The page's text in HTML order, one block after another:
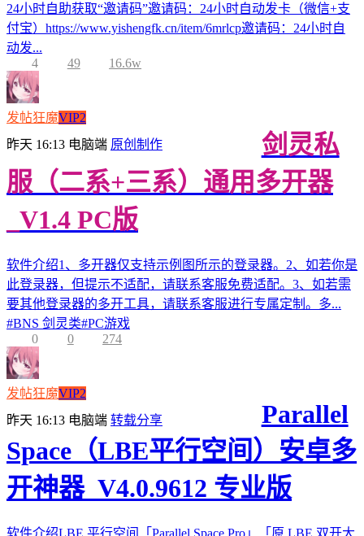
24小时自助获取“邀请码”邀请码：24小时自动发卡（微信+支
付宝）https://www.yishengfk.cn/item/6mrlcp邀请码：24小时自
动发...
4
49 16.6w
发帖狂魔VIP2
昨天 16:13 电脑端 原创制作
剑灵私
服（二系+三系）通用多开器
_V1.4 PC版
软件介绍1、多开器仅支持示例图所示的登录器。2、如若你是
此登录器，但提示不适配，请联系客服免费适配。3、如若需
要其他登录器的多开工具，请联系客服进行专属定制。多...
#BNS 剑灵类#PC游戏
0
0 274
发帖狂魔VIP2
昨天 16:13 电脑端 转载分享
Parallel
Space（LBE平行空间）安卓多
开神器_V4.0.9612 专业版
软件介绍LBE 平行空间「Parallel Space Pro」「原 LBE 双开大